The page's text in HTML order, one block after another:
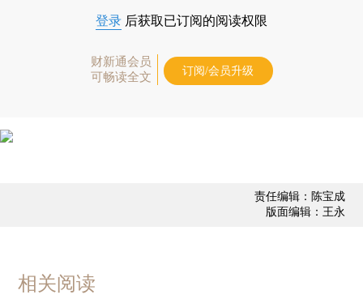
登录 后获取已订阅的阅读权限
财新通会员
可畅读全文
订阅/会员升级
责任编辑：陈宝成
版面编辑：王永
相关阅读